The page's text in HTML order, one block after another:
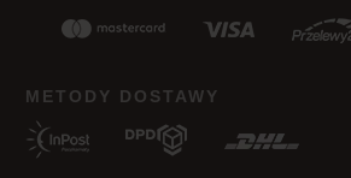
METODY DOSTAWY